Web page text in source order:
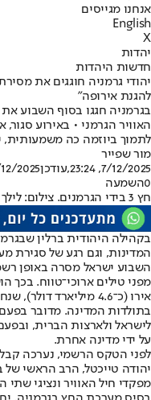
אנחנו מגייסים
English
X
יהדות
חדשות היהדות
להגנת אירופה"
בגרמניה חגגו בסוף השבוע
האוויר הגרמני • באירוע
לתמוך ביוזמה כה
מור שפייר
7/12/2025, 23:24
,עודכן2025, 23:26
0השמעה
חץ 3 בידי הגרמנים. צילום: לילך שובל
בקהילה היהודית ברלין
המדינות, וגם רגע של סגירת
השבוע ישראל מסרה באופן
אירו (כ־4.6 מיליארד
לישראל ולארצות הברית,
על ידי מדינה אחרת.
לפני הטקס הרשמי, נערכה
יהודה טייכטל, הרב הראשי של
מפקדי חיל האוויר ונציגי